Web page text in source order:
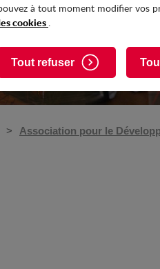
à tout moment modifier vos
cookies .
Tout refuser
Association pour le